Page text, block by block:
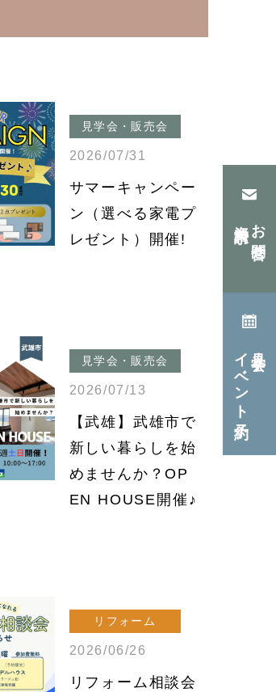
見学会・販売会
2026/07/31
サマーキャンペー
ン（選べる家電プ
レゼント）開催!
見学会・販売会
2026/07/13
【武雄】武雄市で
新しい暮らしを始
めませんか？OP
EN HOUSE開催♪
リフォーム
2026/06/26
リフォーム相談会
お問合せ
イベント予約